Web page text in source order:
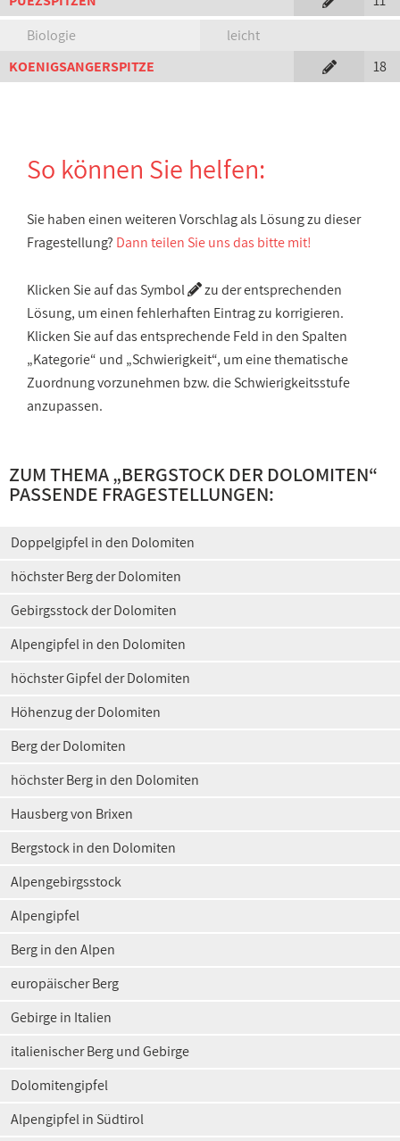
Biologie
leicht
KOENIGSANGERSPITZE
18
So können Sie helfen:
Sie haben einen weiteren Vorschlag als Lösung zu dieser
Fragestellung? Dann teilen Sie uns das bitte mit!
Klicken Sie auf das Symbol
zu der entsprechenden
Lösung, um einen fehlerhaften Eintrag zu korrigieren.
Klicken Sie auf das entsprechende Feld in den Spalten
„Kategorie“ und „Schwierigkeit“, um eine thematische
Zuordnung vorzunehmen bzw. die Schwierigkeitsstufe
anzupassen.
ZUM THEMA „BERGSTOCK DER DOLOMITEN“
PASSENDE FRAGESTELLUNGEN:
Doppelgipfel in den Dolomiten
höchster Berg der Dolomiten
Gebirgsstock der Dolomiten
Alpengipfel in den Dolomiten
höchster Gipfel der Dolomiten
Höhenzug der Dolomiten
Berg der Dolomiten
höchster Berg in den Dolomiten
Hausberg von Brixen
Bergstock in den Dolomiten
Alpengebirgsstock
Alpengipfel
Berg in den Alpen
europäischer Berg
Gebirge in Italien
italienischer Berg und Gebirge
Dolomitengipfel
Alpengipfel in Südtirol